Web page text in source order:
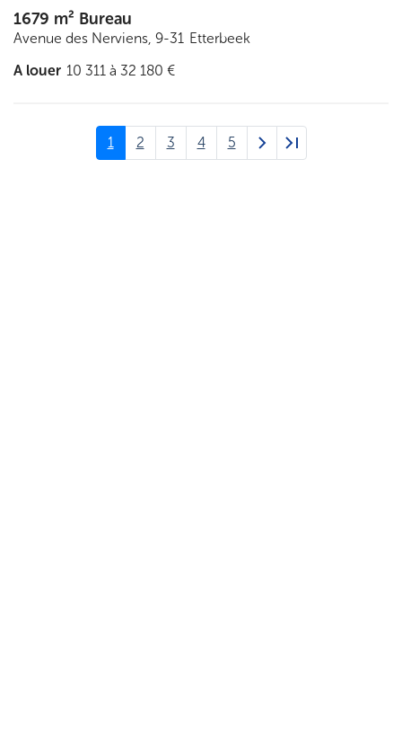
1679 m² Bureau
Avenue des Nerviens, 9-31 Etterbeek
A louer 10 311 à 32 180 €
Page
courante
1 Page
2 Page
3 Page
4 Page
5
Page Dernière